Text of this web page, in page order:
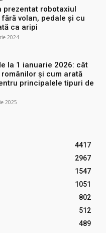
prezentat robotaxiul
fără volan, pedale și cu
ca aripi
2024
la 1 ianuarie 2026: cât
și cum arată
principalele tipuri de
2025
4417
2967
1547
1051
802
512
489